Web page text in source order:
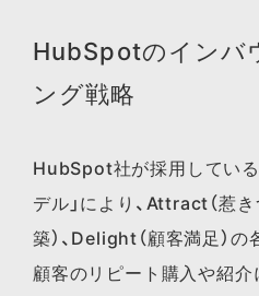
HubSpotのインバ
ング戦略
HubSpot社が採用してい
デル」により、Attract（惹
築）、Delight（顧客満足）
顧客のリピート購入や紹